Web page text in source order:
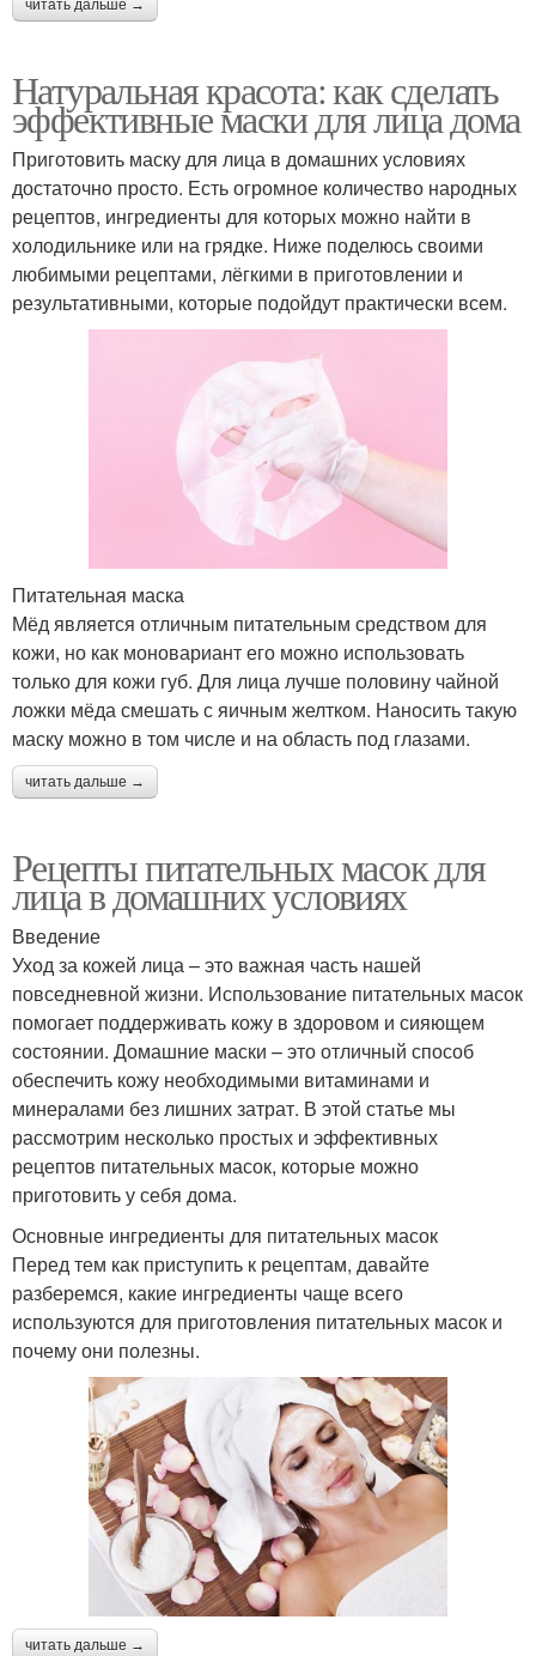
читать дальше →
Натуральная красота: как сделать
эффективные маски для лица дома
Приготовить маску для лица в домашних условиях
достаточно просто. Есть огромное количество народных
рецептов, ингредиенты для которых можно найти в
холодильнике или на грядке. Ниже поделюсь своими
любимыми рецептами, лёгкими в приготовлении и
результативными, которые подойдут практически всем.
Питательная маска
Мёд является отличным питательным средством для
кожи, но как моновариант его можно использовать
только для кожи губ. Для лица лучше половину чайной
ложки мёда смешать с яичным желтком. Наносить такую
маску можно в том числе и на область под глазами.
читать дальше →
Рецепты питательных масок для
лица в домашних условиях
Введение
Уход за кожей лица – это важная часть нашей
повседневной жизни. Использование питательных масок
помогает поддерживать кожу в здоровом и сияющем
состоянии. Домашние маски – это отличный способ
обеспечить кожу необходимыми витаминами и
минералами без лишних затрат. В этой статье мы
рассмотрим несколько простых и эффективных
рецептов питательных масок, которые можно
приготовить у себя дома.
Основные ингредиенты для питательных масок
Перед тем как приступить к рецептам, давайте
разберемся, какие ингредиенты чаще всего
используются для приготовления питательных масок и
почему они полезны.
читать дальше →